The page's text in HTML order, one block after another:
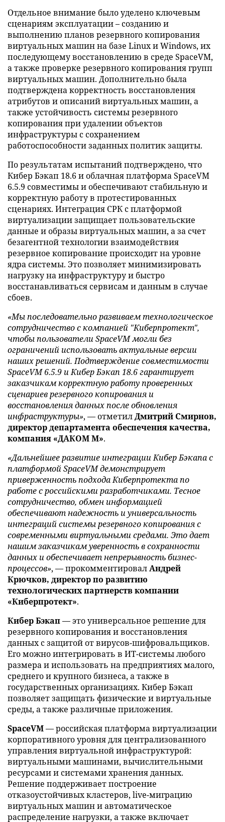
Отдельное внимание было уделено ключевым
сценариям эксплуатации – созданию и
выполнению планов резервного копирования
виртуальных машин на базе Linux и Windows, их
последующему восстановлению в среде SpaceVM,
а также проверке резервного копирования групп
виртуальных машин. Дополнительно была
подтверждена корректность восстановления
атрибутов и описаний виртуальных машин, а
также устойчивость системы резервного
копирования при удалении объектов
инфраструктуры с сохранением
работоспособности заданных политик защиты.
По результатам испытаний подтверждено, что
Кибер Бэкап 18.6 и облачная платформа SpaceVM
6.5.9 совместимы и обеспечивают стабильную и
корректную работу в протестированных
сценариях. Интеграция СРК с платформой
виртуализации защищает пользовательские
данные и образы виртуальных машин, а за счет
безагентной технологии взаимодействия
резервное копирование происходит на уровне
ядра системы. Это позволяет минимизировать
нагрузку на инфраструктуру и быстро
восстанавливаться сервисам и данным в случае
сбоев.
«Мы последовательно развиваем технологическое
сотрудничество с компанией "Киберпротект",
чтобы пользователи SpaceVM могли без
ограничений использовать актуальные версии
наших решений. Подтверждение совместимости
SpaceVM 6.5.9 и Кибер Бэкап 18.6 гарантирует
заказчикам корректную работу проверенных
сценариев резервного копирования и
восстановления данных после обновления
инфраструктуры», — отметилДмитрий Смирнов,
директор департамента обеспечения качества,
компания «ДАКОМ М».
«Дальнейшее развитие интеграции Кибер Бэкапа с
платформой SpaceVM демонстрирует
приверженность подхода Киберпротекта по
работе с российскими разработчиками. Тесное
сотрудничество, обмен информацией
обеспечивают надежность и универсальность
интеграций системы резервного копирования с
современными виртуальными средами. Это дает
нашим заказчикам уверенность в сохранности
данных и обеспечивает непрерывность бизнес-
процессов», — прокомментировалАндрей
Крючков, директор по развитию
технологических партнерств компании
«Киберпротект».
Кибер Бэкап— это универсальное решение для
резервного копирования и восстановления
данных с защитой от вирусов-шифровальщиков.
Его можно интегрировать в ИТ-системы любого
размера и использовать на предприятиях малого,
среднего и крупного бизнеса, а также в
государственных организациях. Кибер Бэкап
позволяет защищать физические и виртуальные
среды, а также различные приложения.
SpaceVM— российская платформа виртуализации
корпоративного уровня для централизованного
управления виртуальной инфраструктурой:
виртуальными машинами, вычислительными
ресурсами и системами хранения данных.
Решение поддерживает построение
отказоустойчивых кластеров, live-миграцию
виртуальных машин и автоматическое
распределение нагрузки, а также включает